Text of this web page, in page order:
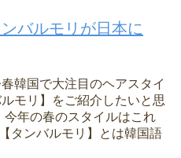
バルモリが日本に
韓国で大注目のヘアスタイ
モリ】をご紹介したいと思
今年の春のスタイルはこれ
タンバルモリ】とは韓国語